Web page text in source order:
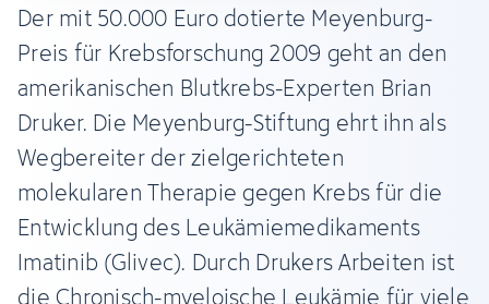
Der mit 50.000 Euro dotierte Meyenburg-
Preis für Krebsforschung 2009 geht an den
amerikanischen Blutkrebs-Experten Brian
Druker. Die Meyenburg-Stiftung ehrt ihn als
Wegbereiter der zielgerichteten
molekularen Therapie gegen Krebs für die
Entwicklung des Leukämiemedikaments
Imatinib (Glivec). Durch Drukers Arbeiten ist
die Chronisch-myeloische Leukämie für viele